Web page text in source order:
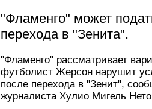
"Фламенго" может
перехода в "Зенита".
"Фламенго" рассматривает
футболист Жерсон нарушит
после перехода в "Зенит",
журналиста Хулио Мигель